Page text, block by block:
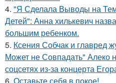
4. "Я Сделала Выводы на
Детей": Анна хилькевич
большим ребенком.
5. Ксения Собчак и главред
Может не Совпадать" Алеко
соцсетях из-за концерта